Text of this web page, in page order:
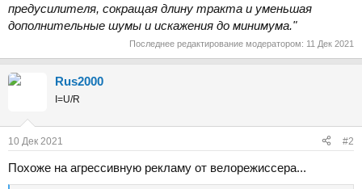
предусилителя, сокращая длину тракта и уменьшая
дополнительные шумы и искажения до минимума."
Последнее редактирование модератором: 11 Дек 2021
Rus2000
I=U/R
10 Дек 2021 #2
Похоже на агрессивную рекламу от велорежиссера...